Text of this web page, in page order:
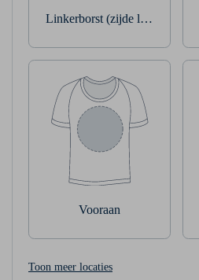
Linkerborst (zijde linkerarm)
Vooraan
Toon meer locaties